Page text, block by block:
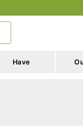
Have